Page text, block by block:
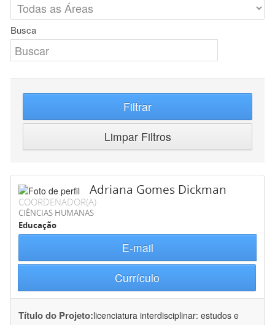
Busca
Filtrar
Limpar Filtros
Adriana Gomes Dickman
COORDENADOR(A)
CIÊNCIAS HUMANAS
Educação
E-mail
Currículo
Título do Projeto:licenciatura interdisciplinar: estudos e